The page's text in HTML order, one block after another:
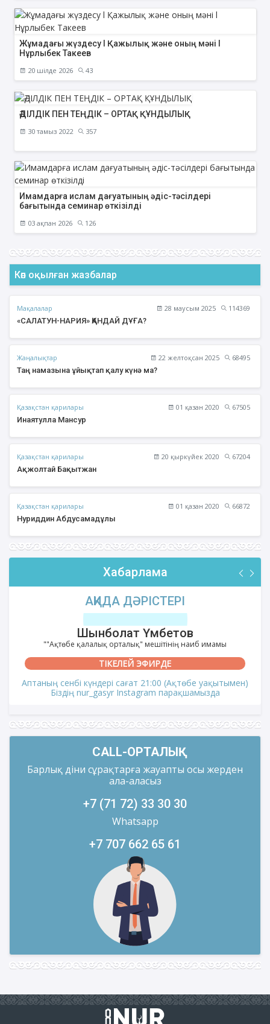
Жұмадағы жүздесу l Қажылық және оның мәні l
Нұрлыбек Такеев
20 шілде 2026 43
ӘДІЛДІК ПЕН ТЕҢДІК – ОРТАҚ ҚҰНДЫЛЫҚ
30 тамыз 2022 357
Имамдарға ислам дағуатының әдіс-тәсілдері
бағытында семинар өткізілді
03 ақпан 2026 126
Көп оқылған жазбалар
Мақалалар 28 маусым 2025
114369
«САЛАТУН-НАРИЯ» ҚАНДАЙ ДҰҒА?
Жаңалықтар 22 желтоқсан 2025
68495
Таң намазына ұйықтап қалу күнә ма?
Қазақстан қарилары 01 қазан 2020
67505
Инаятулла Мансур
Қазақстан қарилары 20 қыркүйек 2020
67204
Ақжолтай Бақытжан
Қазақстан қарилары 01 қазан 2020
66872
Нуриддин Абдусамадұлы
Хабарлама
АҚИДА ДӘРІСТЕРІ
Шынболат Үмбетов
""Ақтөбе қалалық орталық" мешітінің наиб имамы
ТІКЕЛЕЙ ЭФИРДЕ
Аптаның сенбі күндері сағат 21:00 (Ақтөбе уақытымен)
Біздің nur_gasyr Instagram парақшамызда
CALL-ОРТАЛЫҚ
Барлық діни сұрақтарға жауапты осы жерден
ала-аласыз
+7 (71 72) 33 30 30
Whatsapp
+7 707 662 65 61